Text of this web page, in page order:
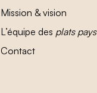
Mission & vision
L’équipe des plats pays
Contact